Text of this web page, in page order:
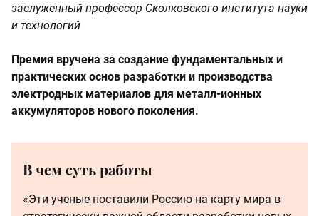
заслуженный профессор Сколковского института науки
и технологий
Премия вручена за создание фундаментальных и
практических основ разработки и производства
электродных материалов для металл-ионных
аккумуляторов нового поколения.
В чем суть работы
«Эти ученые поставили Россию на карту мира в